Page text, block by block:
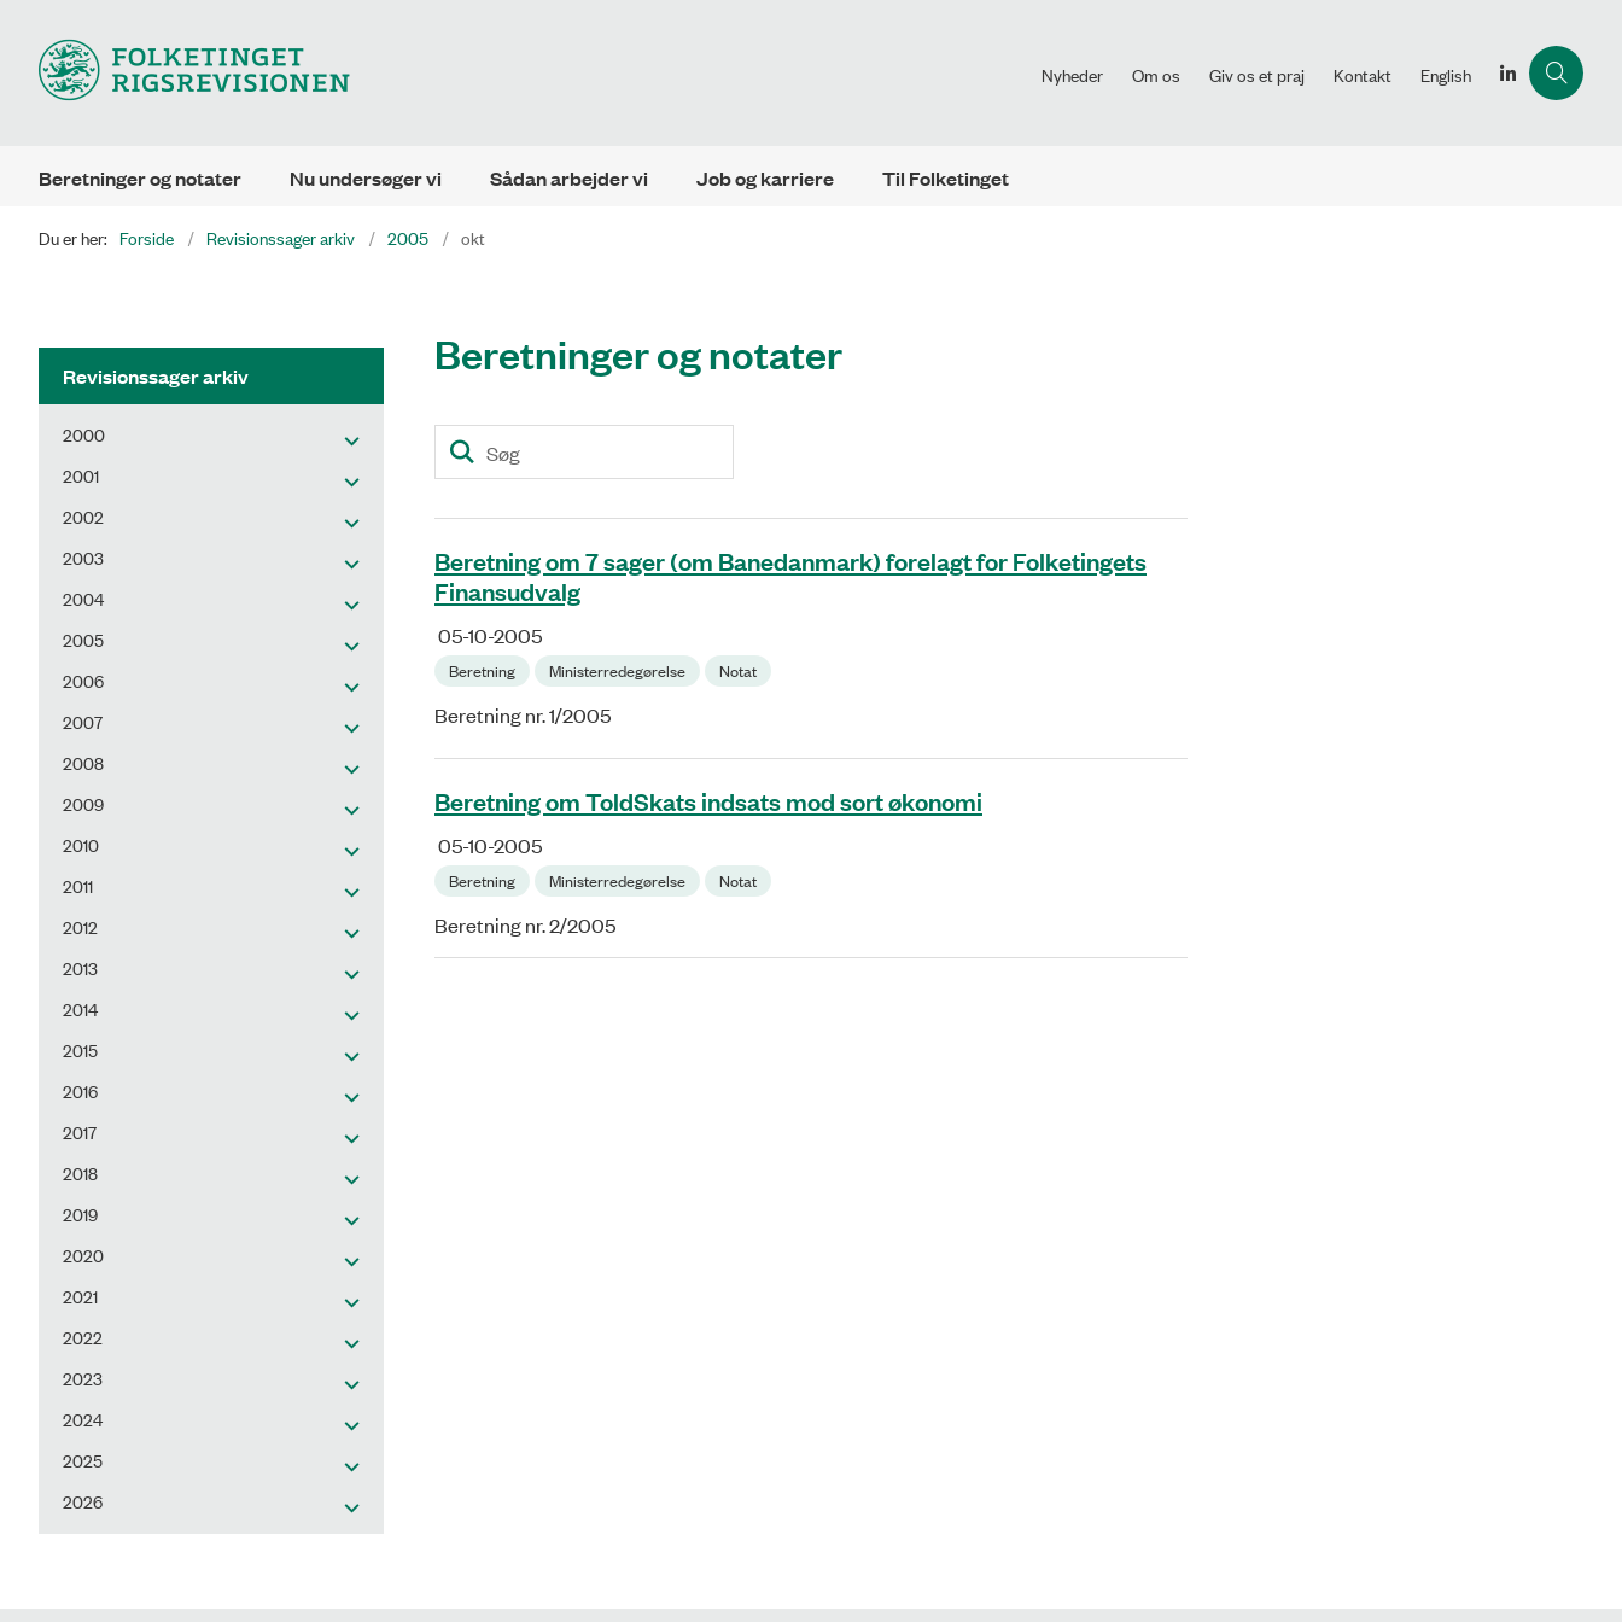
Nyheder Om os Giv os et praj Kontakt English
Beretninger og notater Nu undersøger vi Sådan arbejder vi Job og karriere Til Folketinget
Du er her: Forside Revisionssager arkiv 2005 okt
Revisionssager arkiv
2000
2001
2002
2003
2004
2005
2006
2007
2008
2009
2010
2011
2012
2013
2014
2015
2016
2017
2018
2019
2020
2021
2022
2023
2024
2025
2026
Beretninger og notater
Beretning om 7 sager (om Banedanmark) forelagt for Folketingets
Finansudvalg
05-10-2005
Beretning Ministerredegørelse Notat
Beretning nr. 1/2005
Beretning om ToldSkats indsats mod sort økonomi
05-10-2005
Beretning Ministerredegørelse Notat
Beretning nr. 2/2005